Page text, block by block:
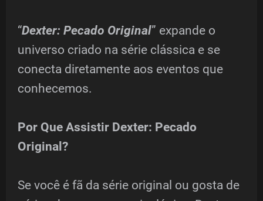
“Dexter: Pecado Original” expande o
universo criado na série clássica e se
conecta diretamente aos eventos que
conhecemos.
Por Que Assistir Dexter: Pecado
Original?
Se você é fã da série original ou gosta de